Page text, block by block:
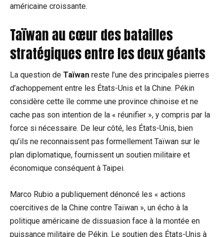
américaine croissante.
Taïwan au cœur des batailles
stratégiques entre les deux géants
La question de Taïwan reste l’une des principales pierres
d’achoppement entre les États-Unis et la Chine. Pékin
considère cette île comme une province chinoise et ne
cache pas son intention de la « réunifier », y compris par la
force si nécessaire. De leur côté, les États-Unis, bien
qu’ils ne reconnaissent pas formellement Taïwan sur le
plan diplomatique, fournissent un soutien militaire et
économique conséquent à Taipei.
Marco Rubio a publiquement dénoncé les « actions
coercitives de la Chine contre Taïwan », un écho à la
politique américaine de dissuasion face à la montée en
puissance militaire de Pékin. Le soutien des États-Unis à